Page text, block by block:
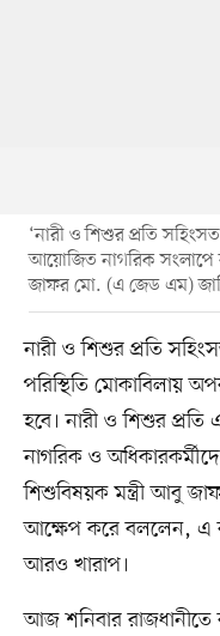
‘নারী ও শিশুর প্রতি
আয়োজিত নাগরিক সংলাপে
জাফর মো. (এ জেড এম)
নারী ও শিশুর প্রতি
পরিস্থিতি মোকাবিলায়
হবে। নারী ও শিশুর
নাগরিক ও
শিশুবিষয়ক মন্ত্রী আবু
আক্ষেপ করে বললেন, এ
আরও খারাপ।
আজ শনিবার